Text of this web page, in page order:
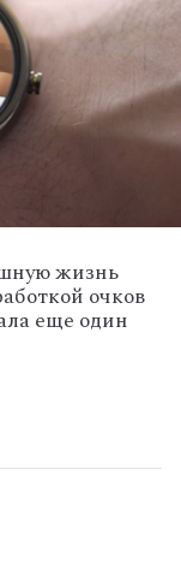
жизнь
очков
еще один